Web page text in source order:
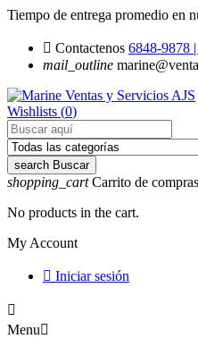
Tiempo de entrega promedio en
 Contactenos 6848-9878
mail_outline
Wishlists (0)
search Buscar
shopping_cart Carrito de compras
No products in the cart.
My Account
 Iniciar sesión

Menu